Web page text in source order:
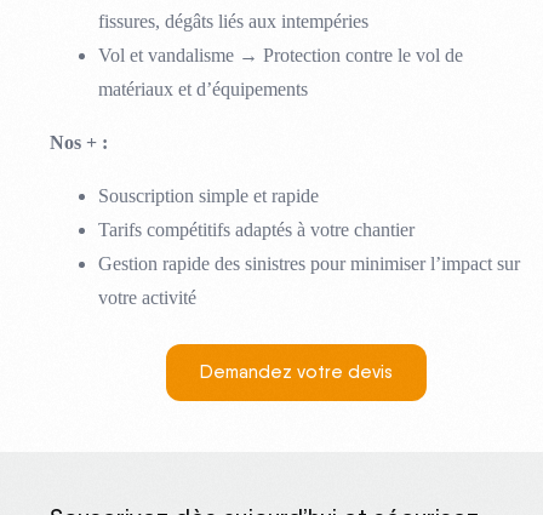
fissures, dégâts liés aux intempéries
Vol et vandalisme → Protection contre le vol de
matériaux et d’équipements
Nos + :
Souscription simple et rapide
Tarifs compétitifs adaptés à votre chantier
Gestion rapide des sinistres pour minimiser l’impact sur
votre activité
Demandez votre devis